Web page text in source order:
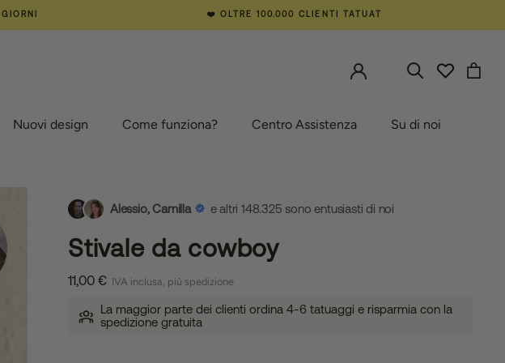
❤️ OLTRE 100.000 CLIENTI TATUAT
Nuovi design
Nuovi design
Come funziona? Centro Assistenza Su di noi
Alessio, Camilla e altri 148.325 sono entusiasti di noi
Stivale da cowboy
11,00 € IVA inclusa, più spedizione
La maggior parte dei clienti ordina 4-6 tatuaggi e risparmia con la
spedizione gratuita